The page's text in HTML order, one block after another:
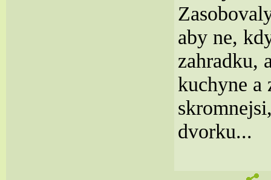
aby ne,
zahradku,
kuchyne a
dvorku...